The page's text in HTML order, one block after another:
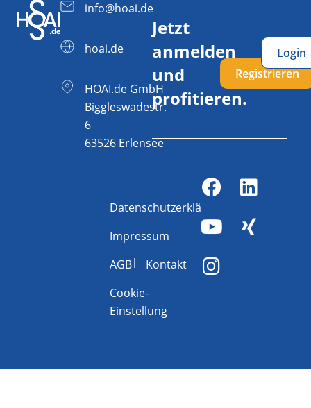
info@hoai.de
hoai.de
HOAI.de GmbH
Biggleswadestr.
6
63526 Erlensee
Jetzt
anmelden
und
profitieren.
Registrieren
Login
Datenschutzerklärung
Impressum
AGB
Kontakt
Cookie-
Einstellung